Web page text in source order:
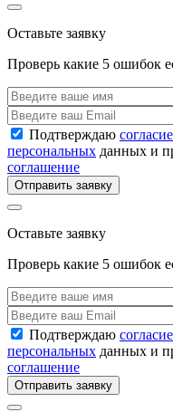
Оставьте заявку
Проверь какие 5 ошибок
Подтверждаю
персональных данных и
соглашение
Отправить заявку
Оставьте заявку
Проверь какие 5 ошибок
Подтверждаю
персональных данных и
соглашение
Отправить заявку